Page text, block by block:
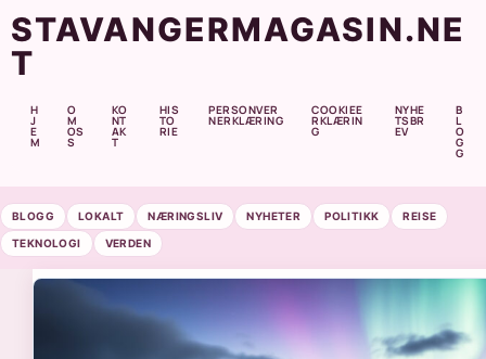
STAVANGERMAGASIN.NE
T
H
J
E
M
O
M
OS
S
KO
NT
AK
T
HIS
TO
RIE
PERSONVER
NERKLÆRING
COOKIEE
RKLÆRIN
G
NYHE
TSBR
EV
B
L
O
G
G
BLOGG LOKALT NÆRINGSLIV NYHETER POLITIKK REISE
TEKNOLOGI VERDEN